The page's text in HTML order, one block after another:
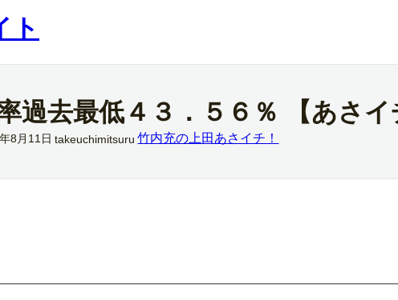
ト
過去最低４３．５６％ 【あさイ
8月11日 takeuchimitsuru 竹内充の上田あさイチ！